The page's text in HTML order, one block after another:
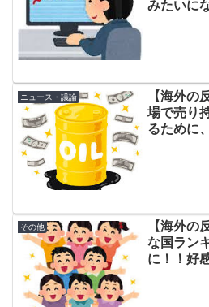
▶ 外国人「プレミアで見たい」日
後は海外クラブの監督挑戦か!?
す」制度上は欧州での監督就任
海外の反応：八村塁「誰が何
▶ 海外「羨ましい！」日本なら
びっくり仰天
▶
ニューヨークのブルックリン橋
生！！
フランス人「なぜ移籍させな
ー！ランスが46億円要求でま
現地サポの本音がこれ！【海外
▶ こんな爆乳美女(と横にいる男)
も思わないんだ
みたいに
ニュース・議論
【海外の
場で売り
るために
その他
【海外の
な国ラン
に！！好